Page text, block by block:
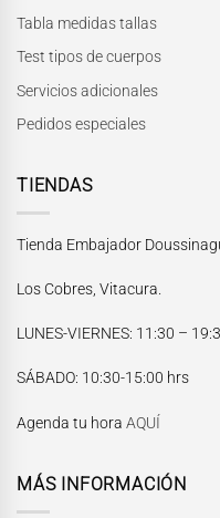
Tabla medidas tallas
Test tipos de cuerpos
Servicios adicionales
Pedidos especiales
TIENDAS
Tienda Embajador
Los Cobres, Vitacura.
LUNES-VIERNES: 11:30 –
SÁBADO: 10:30-15:00 hrs
Agenda tu hora AQUÍ
MÁS INFORMACIÓN
María Paskaró